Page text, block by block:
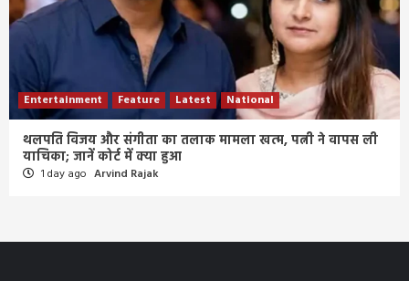
Entertainment Feature Latest National
थलपति विजय और संगीता का तलाक मामला खत्म, पत्नी ने वापस ली
याचिका; जानें कोर्ट में क्या हुआ
1 day ago Arvind Rajak